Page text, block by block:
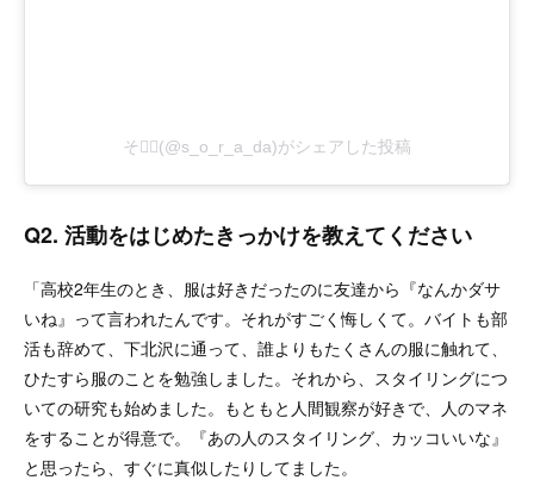
そラ⃠(@s_o_r_a_da)がシェアした投稿
Q2. 活動をはじめたきっかけを教えてください
「高校2年生のとき、服は好きだったのに友達から『なんかダサ
いね』って言われたんです。それがすごく悔しくて。バイトも部
活も辞めて、下北沢に通って、誰よりもたくさんの服に触れて、
ひたすら服のことを勉強しました。それから、スタイリングにつ
いての研究も始めました。もともと人間観察が好きで、人のマネ
をすることが得意で。『あの人のスタイリング、カッコいいな』
と思ったら、すぐに真似したりしてました。